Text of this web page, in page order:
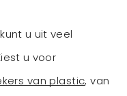
u uit veel
u voor
van plastic, van